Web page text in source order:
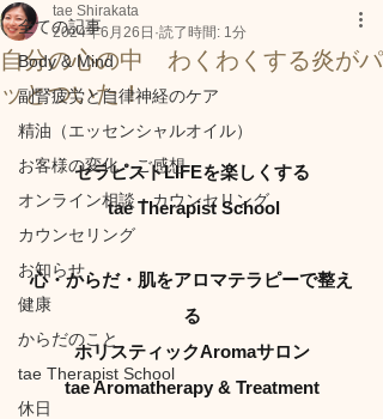
全ての記事
Body & Mind
副腎疲労と自律神経のケア
精油（エッセンシャルオイル）
お客様の変化・ご感想
オンライン相談・カウンセリング
カウンセリング
お知らせ
健康
からだのこと
tae Therapist School
休日
自分の心の中 わくわくする炎がパ
ッとついた！
tae Shirakata
2024年6月26日 読了時間: 1分
セラピストLIFEを楽しくする
tae Therapist School
心・からだ・肌をアロマテラピーで整え
る
ホリスティックAromaサロン
tae Aromatherapy & Treatment